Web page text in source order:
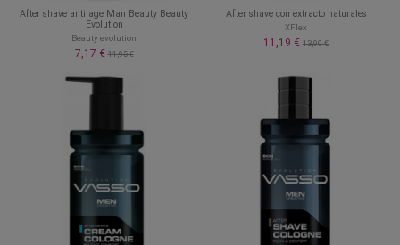
After shave anti age Man Beauty Beauty
Evolution
Beauty evolution
7,17 €11,95 €
After shave con extracto naturales
XFlex
11,19 € 13,99 €